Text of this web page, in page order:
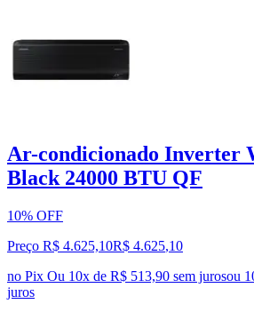
Ar-condicionado Inverter
Black 24000 BTU QF
10% OFF
Preço R$ 4.625,10R$ 4.625,10
no Pix Ou 10x de R$ 513,90 sem jurosou
juros